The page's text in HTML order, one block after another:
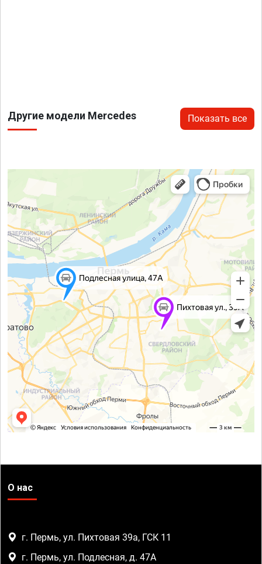
Другие модели Mercedes Показать все
О нас
г. Пермь, ул. Пихтовая 39а, ГСК 11
г. Пермь, ул. Подлесная, д. 47А